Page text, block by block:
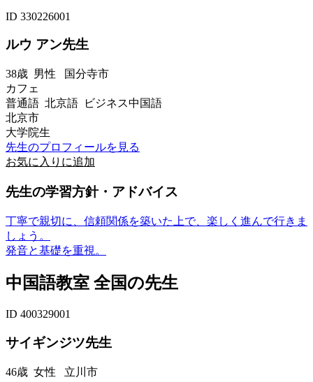
ID 330226001
ルウ アン先生
38歳 男性 国分寺市
カフェ
普通語 北京語 ビジネス中国語
北京市
大学院生
先生のプロフィールを見る
お気に入りに追加
先生の学習方針・アドバイス
丁寧で親切に、信頼関係を築いた上で、楽しく進んで行きま
しょう。
発音と基礎を重視。
中国語教室 全国の先生
ID 400329001
サイギンジツ先生
46歳 女性 立川市